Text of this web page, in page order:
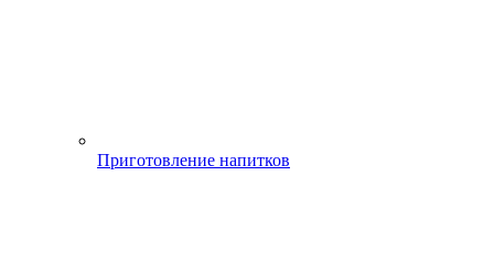
Приготовление напитков